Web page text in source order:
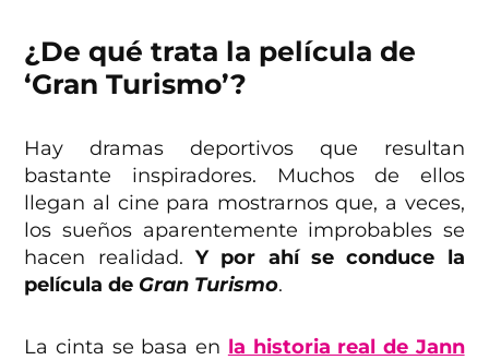
¿De qué trata la película de
‘Gran Turismo’?
Hay dramas deportivos que resultan
bastante inspiradores. Muchos de ellos
llegan al cine para mostrarnos que, a veces,
los sueños aparentemente improbables se
hacen realidad.Y por ahí se conduce la
película de Gran Turismo.
La cinta se basa en la historia real de Jann